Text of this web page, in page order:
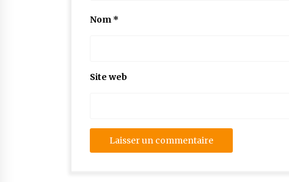
Nom *
Site web